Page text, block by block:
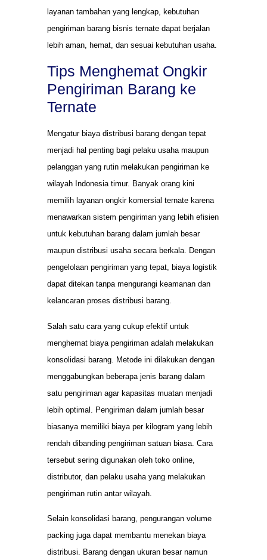
layanan tambahan yang lengkap, kebutuhan
pengiriman barang bisnis ternate dapat berjalan
lebih aman, hemat, dan sesuai kebutuhan usaha.
Tips Menghemat Ongkir
Pengiriman Barang ke
Ternate
Mengatur biaya distribusi barang dengan tepat
menjadi hal penting bagi pelaku usaha maupun
pelanggan yang rutin melakukan pengiriman ke
wilayah Indonesia timur. Banyak orang kini
memilih layanan ongkir komersial ternate karena
menawarkan sistem pengiriman yang lebih efisien
untuk kebutuhan barang dalam jumlah besar
maupun distribusi usaha secara berkala. Dengan
pengelolaan pengiriman yang tepat, biaya logistik
dapat ditekan tanpa mengurangi keamanan dan
kelancaran proses distribusi barang.
Salah satu cara yang cukup efektif untuk
menghemat biaya pengiriman adalah melakukan
konsolidasi barang. Metode ini dilakukan dengan
menggabungkan beberapa jenis barang dalam
satu pengiriman agar kapasitas muatan menjadi
lebih optimal. Pengiriman dalam jumlah besar
biasanya memiliki biaya per kilogram yang lebih
rendah dibanding pengiriman satuan biasa. Cara
tersebut sering digunakan oleh toko online,
distributor, dan pelaku usaha yang melakukan
pengiriman rutin antar wilayah.
Selain konsolidasi barang, pengurangan volume
packing juga dapat membantu menekan biaya
distribusi. Barang dengan ukuran besar namun